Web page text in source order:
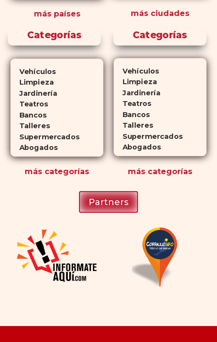
de la misma manera y tienen
perfiles de efectos secundarios
diferencia? El tiempo.comprar
Cialisejerce sus efectos hasta 4
veces más tiempo que Viagra, lo
atractiva para quienes no desean
planificar sus actividades
románticas con antelación.
más países más ciudades
Categorías
Vehículos
Limpieza
Jardinería
Teatros
Bancos
Talleres
Supermercados
Abogados
más categorías
Categorías
Vehículos
Limpieza
Jardinería
Teatros
Bancos
Talleres
Supermercados
Abogados
máscategorías
Partners